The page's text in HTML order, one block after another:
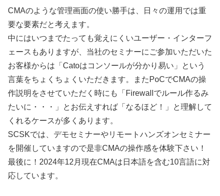
CMAのような管理画面の使い勝手は、日々の運用では重
要な要素だと考えます。
中にはいつまでたっても覚えにくいユーザー・インターフ
ェースもありますが、当社のセミナーにご参加いただいた
お客様からは「Catoはコンソールが分かり易い」という
言葉をちょくちょくいただきます。またPoCでCMAの操
作説明をさせていただく時にも「Firewallでルール作るみ
たいに・・・」とお伝えすれば「なるほど！」と理解して
くれるケースが多くあります。
SCSKでは、デモセミナーやリモートハンズオンセミナー
を開催していますので是非CMAの操作感を体験下さい！
最後に！2024年12月現在CMAは日本語を含む10言語に対
応しています。